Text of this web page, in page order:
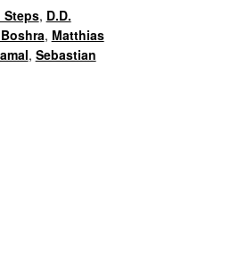
Steps, D.D.
, Matthias
, Sebastian